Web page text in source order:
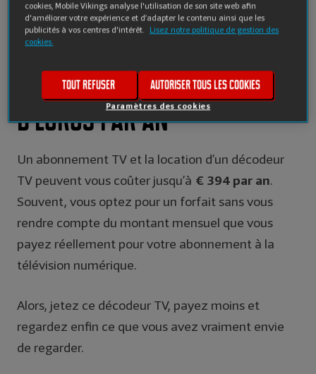
1. Économisez des centaines
d’euros par an
Un abonnement TV et la location d’un décodeur
TV peuvent vous coûter jusqu’à € 394 par an.
Souvent, vous optez pour un forfait sans vous
rendre compte du montant mensuel que vous
payez réellement pour votre abonnement à la
télévision numérique.
Alors, jetez ce décodeur TV, payez moins et
regardez enfin ce que vous avez vraiment envie
de regarder.
cookies, Mobile Vikings analyse l'utilisation de son site web afin
d'améliorer votre expérience et d’adapter le contenu ainsi que les
publicités à vos centres d'intérêt.
Lisez notre politique de gestion des
cookies.
Paramètres des cookies
Tout refuser Autoriser tous les cookies